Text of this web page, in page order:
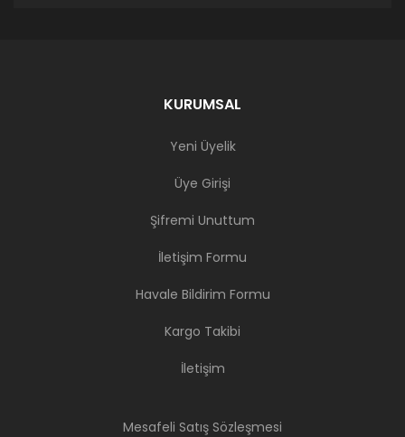
KURUMSAL
Yeni Üyelik
Üye Girişi
Şifremi Unuttum
İletişim Formu
Havale Bildirim Formu
Kargo Takibi
İletişim
Mesafeli Satış Sözleşmesi